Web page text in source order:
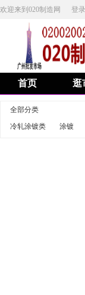
欢迎来到020制造网 登录
首页 逛
全部分类
冷轧涂镀类
涂镀